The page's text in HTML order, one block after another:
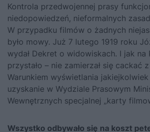
Kontrola przedwojennej prasy
niedopowiedzeń, nieformalnych
W przypadku filmów o żadnych
było mowy. Już 7 lutego 1919 roku
wydał Dekret o widowiskach. I jak na
przystało – nie zamierzał się cackać
Warunkiem wyświetlania
uzyskanie w Wydziale Prasowym
Wewnętrznych specjalnej „karty
Wszystko odbywało się na koszt